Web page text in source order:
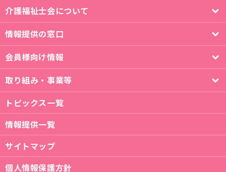
介護福祉士会について
情報提供の窓口
会員様向け情報
取り組み・事業等
トピックス一覧
情報提供一覧
サイトマップ
個人情報保護方針